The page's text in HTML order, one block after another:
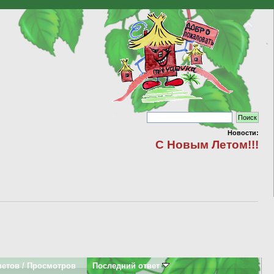
Новости:
С Новым Летом!!!
/ Просмотров Последний ответ